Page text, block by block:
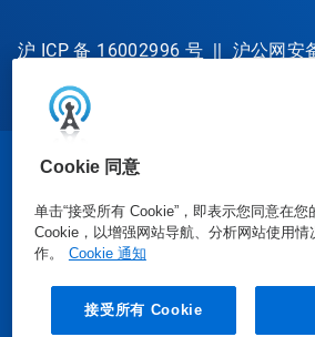
Cookie 同意
单击“接受所有 Cookie”，即表示您同意在您
Cookie，以增强网站导航、分析网站使用
作。
Cookie 通知
接受所有 Cookie
沪 ICP 备 16002996 号 || 沪公网安
31010702002902 号
安全数据表 | 隐私政策|